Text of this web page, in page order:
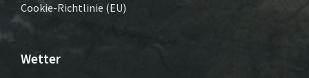
Cookie-Richtlinie (EU)
Wetter